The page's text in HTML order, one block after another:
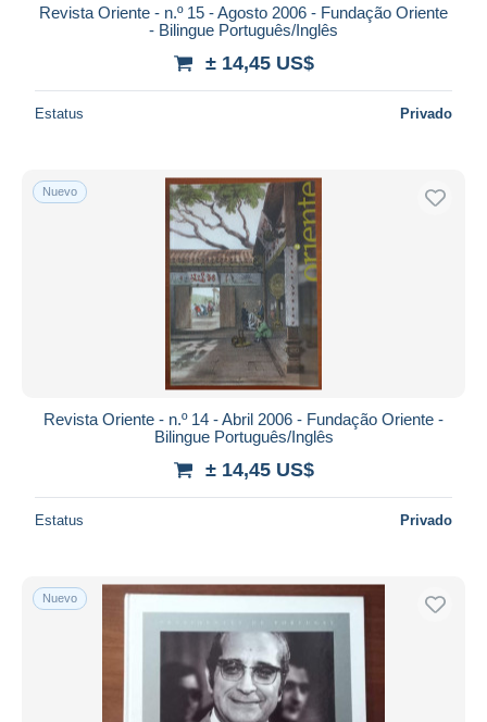
Revista Oriente - n.º 15 - Agosto 2006 - Fundação Oriente
- Bilingue Português/Inglês
± 14,45 US$
Estatus Privado
Nuevo
Revista Oriente - n.º 14 - Abril 2006 - Fundação Oriente -
Bilingue Português/Inglês
± 14,45 US$
Estatus Privado
Nuevo